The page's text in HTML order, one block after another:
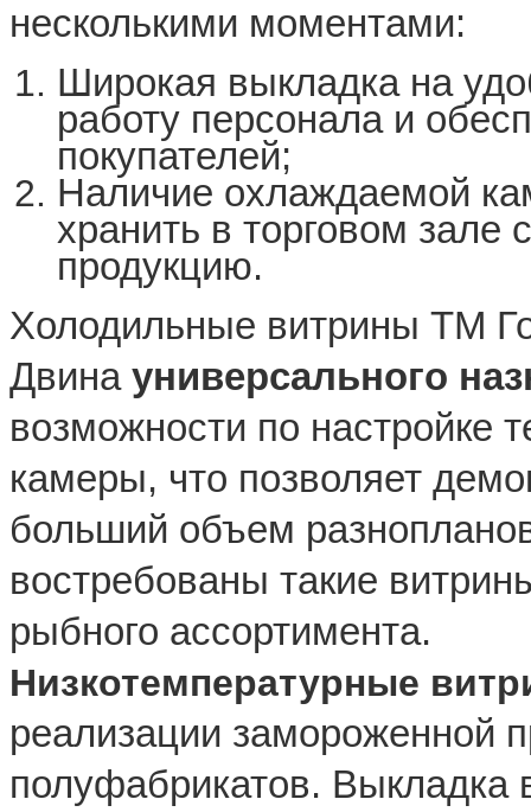
несколькими моментами:
Широкая выкладка на
работу персонала и
покупателей;
Наличие охлаждаемой
хранить в торговом
продукцию.
Холодильные витрины ТМ
Двина универсального
возможности по настройке
камеры, что позволяет
больший объем
востребованы такие
рыбного ассортимента.
Низкотемпературные
реализации замороженной
полуфабрикатов. Выкладка